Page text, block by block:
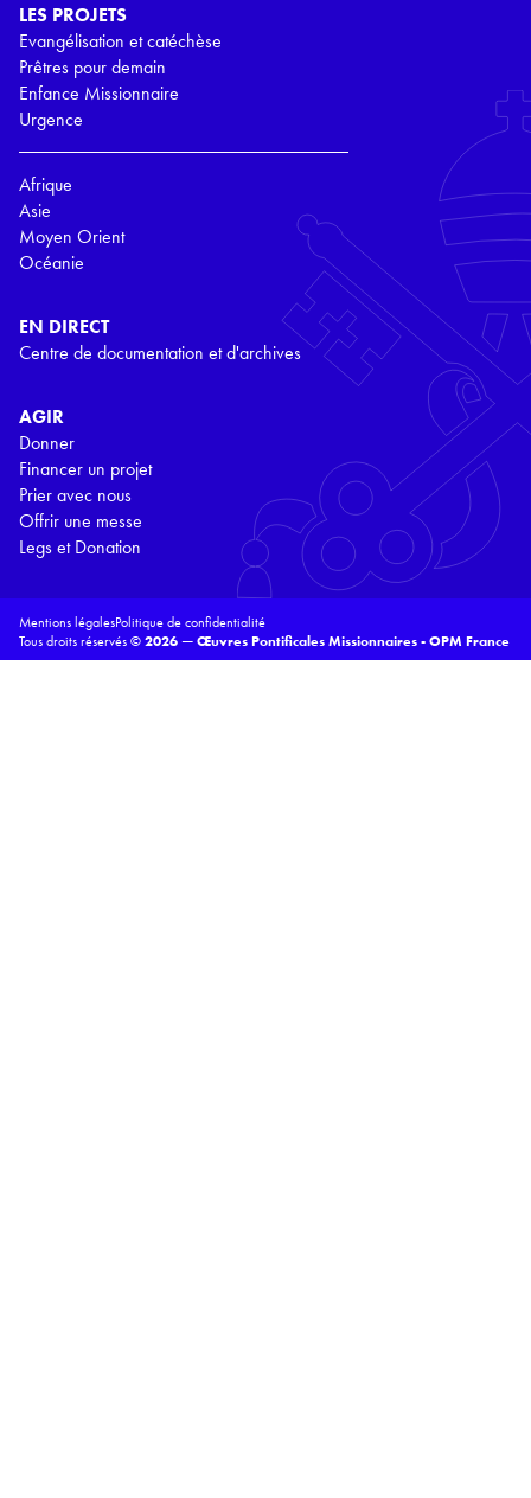
LES PROJETS
Evangélisation et catéchèse
Prêtres pour demain
Enfance Missionnaire
Urgence
Afrique
Asie
Moyen Orient
Océanie
EN DIRECT
Centre de documentation et d'archives
AGIR
Donner
Financer un projet
Prier avec nous
Offrir une messe
Legs et Donation
Mentions légalesPolitique de confidentialité
Tous droits réservés ©2026 — Œuvres Pontificales Missionnaires - OPM France